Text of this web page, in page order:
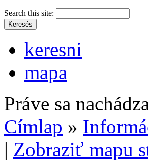
Search this site:
keresni
mapa
Práve sa
Címlap »
| Zobraziť mapu